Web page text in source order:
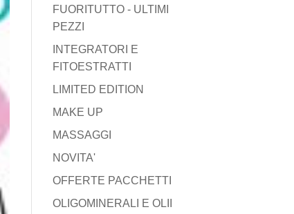
FUORITUTTO - ULTIMI
PEZZI
INTEGRATORI E
FITOESTRATTI
LIMITED EDITION
MAKE UP
MASSAGGI
NOVITA'
OFFERTE PACCHETTI
OLIGOMINERALI E OLII